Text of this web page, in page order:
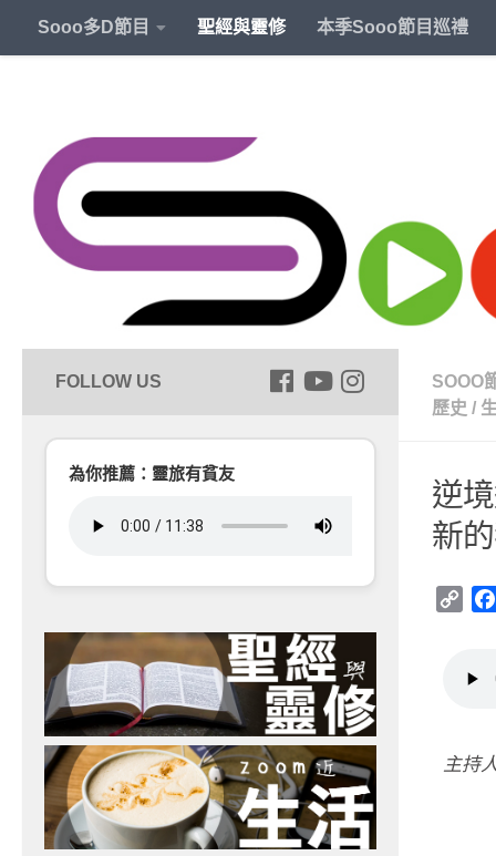
Sooo多D節目 聖經與靈修 本季Sooo節目巡禮
SOOO
歷史 /
逆
新
主持
為你推薦：靈旅有貧友